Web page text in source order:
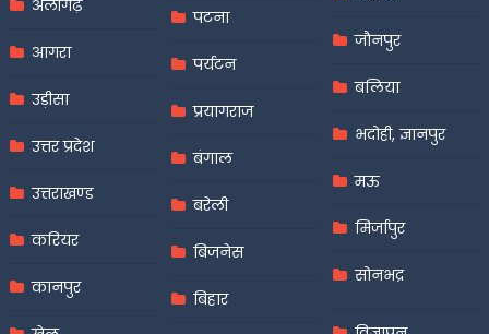
अलीगढ़
आगरा
उड़ीसा
उत्तर प्रदेश
उत्तराखण्ड
करियर
कानपुर
पटना
पर्यटन
प्रयागराज
बंगाल
बरेली
बिजनेस
बिहार
जौनपुर
बलिया
भदोही, ज्ञानपुर
मऊ
मिर्जापुर
सोनभद्र